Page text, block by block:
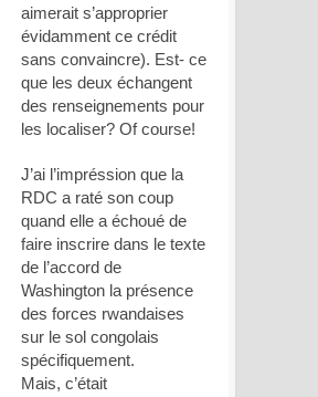
aimerait s’approprier
évidamment ce crédit
sans convaincre). Est- ce
que les deux échangent
des renseignements pour
les localiser? Of course!
J’ai l’impréssion que la
RDC a raté son coup
quand elle a échoué de
faire inscrire dans le texte
de l’accord de
Washington la présence
des forces rwandaises
sur le sol congolais
spécifiquement.
Mais, c’était